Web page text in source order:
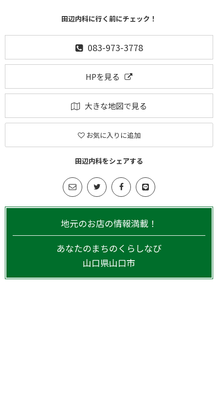
田辺内科に行く前にチェック！
083-973-3778
HPを見る
大きな地図で見る
お気に入りに追加
田辺内科をシェアする
地元のお店の情報満載！
あなたのまちのくらしなび
山口県山口市